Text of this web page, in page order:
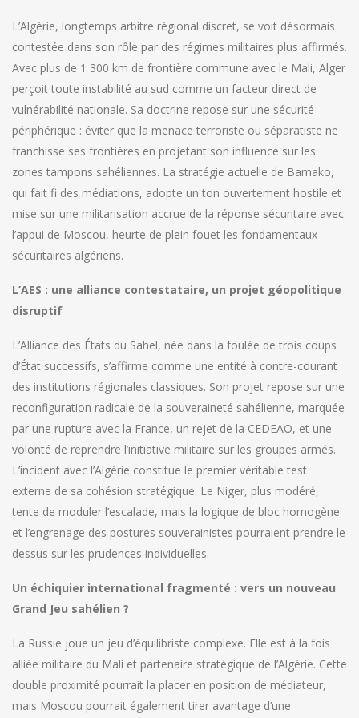
L’Algérie, longtemps arbitre régional discret, se voit désormais
contestée dans son rôle par des régimes militaires plus affirmés.
Avec plus de 1 300 km de frontière commune avec le Mali, Alger
perçoit toute instabilité au sud comme un facteur direct de
vulnérabilité nationale. Sa doctrine repose sur une sécurité
périphérique : éviter que la menace terroriste ou séparatiste ne
franchisse ses frontières en projetant son influence sur les
zones tampons sahéliennes. La stratégie actuelle de Bamako,
qui fait fi des médiations, adopte un ton ouvertement hostile et
mise sur une militarisation accrue de la réponse sécuritaire avec
l’appui de Moscou, heurte de plein fouet les fondamentaux
sécuritaires algériens.
L’AES : une alliance contestataire, un projet géopolitique
disruptif
L’Alliance des États du Sahel, née dans la foulée de trois coups
d’État successifs, s’affirme comme une entité à contre-courant
des institutions régionales classiques. Son projet repose sur une
reconfiguration radicale de la souveraineté sahélienne, marquée
par une rupture avec la France, un rejet de la CEDEAO, et une
volonté de reprendre l’initiative militaire sur les groupes armés.
L’incident avec l’Algérie constitue le premier véritable test
externe de sa cohésion stratégique. Le Niger, plus modéré,
tente de moduler l’escalade, mais la logique de bloc homogène
et l’engrenage des postures souverainistes pourraient prendre le
dessus sur les prudences individuelles.
Un échiquier international fragmenté : vers un nouveau
Grand Jeu sahélien ?
La Russie joue un jeu d’équilibriste complexe. Elle est à la fois
alliée militaire du Mali et partenaire stratégique de l’Algérie. Cette
double proximité pourrait la placer en position de médiateur,
mais Moscou pourrait également tirer avantage d’une